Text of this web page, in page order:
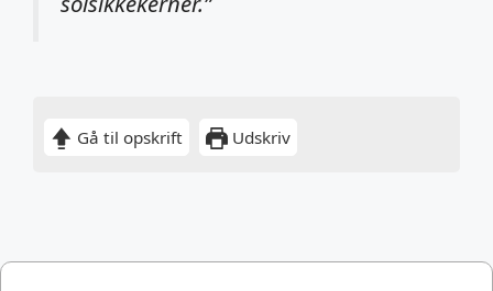
Gå til opskrift Udskriv